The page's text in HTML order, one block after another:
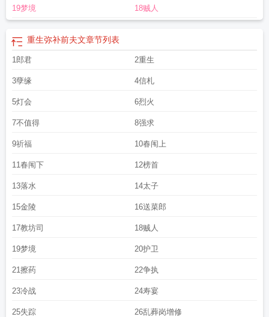
后如何弥补前夫txt百度
重生后如何弥补前夫孔天南免费阅读
言重生后悔弥补前世辜负的人重生后如何弥补前夫书包网重生后如何弥补前夫
孔天南重生后弥补老公孩子的
19梦境 18贼人
重生弥补前夫文章节列表
1郎君 2重生
3孽缘 4信札
5灯会 6烈火
7不值得 8强求
9祈福 10春闱上
11春闱下 12榜首
13落水 14太子
15金陵 16送菜郎
17教坊司 18贼人
19梦境 20护卫
21擦药 22争执
23冷战 24寿宴
25失踪 26乱葬岗增修